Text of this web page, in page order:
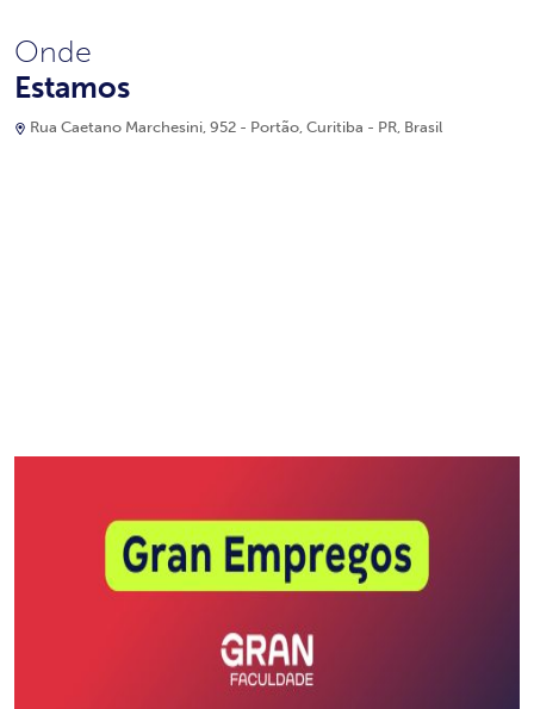
Onde
Estamos
Rua Caetano Marchesini, 952 - Portão, Curitiba - PR, Brasil